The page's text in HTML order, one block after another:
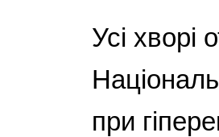
Усі хворі
при